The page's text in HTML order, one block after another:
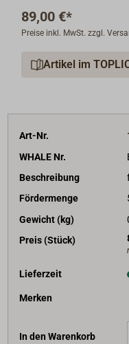
89,00 €*
Preise inkl. MwSt. zzgl.
Artikel im
Art-Nr.
WHALE Nr.
Beschreibung
Fördermenge
Gewicht (kg)
Preis (Stück)
Lieferzeit
Merken
In den Warenkorb